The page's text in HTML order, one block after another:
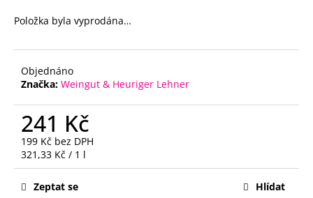
Položka byla vyprodána…
Objednáno
Značka: Weingut & Heuriger Lehner
241 Kč
199 Kč bez DPH
Měrná
cena:
321,33 Kč / 1 l
Zeptat se Hlídat
D
p
o
r
u